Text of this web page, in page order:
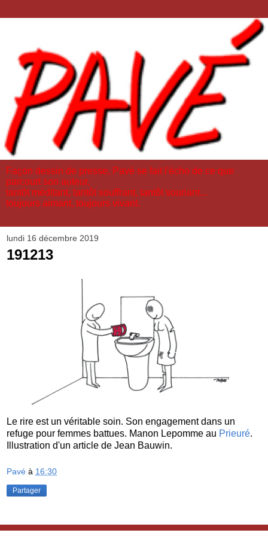
Façon dessin de presse, Pavé se fait l'écho de ce que
parcourt son auteur,
tantôt méditant, tantôt souffrant, tantôt souriant...
toujours aimant, toujours vivant.
lundi 16 décembre 2019
191213
Le rire est un véritable soin. Son engagement dans un
refuge pour femmes battues. Manon Lepomme au Prieuré.
Illustration d'un article de Jean Bauwin.
Pavé à 16:30
Partager